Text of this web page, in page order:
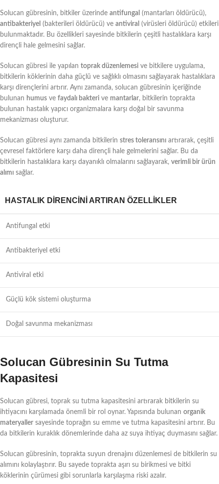
Solucan gübresinin, bitkiler üzerinde antifungal (mantarları öldürücü),
antibakteriyel (bakterileri öldürücü) ve antiviral (virüsleri öldürücü) etkileri
bulunmaktadır. Bu özellikleri sayesinde bitkilerin çeşitli hastalıklara karşı
dirençli hale gelmesini sağlar.
Solucan gübresi ile yapılan toprak düzenlemesi ve bitkilere uygulama,
bitkilerin köklerinin daha güçlü ve sağlıklı olmasını sağlayarak hastalıklara
karşı dirençlerini artırır. Aynı zamanda, solucan gübresinin içeriğinde
bulunan humus ve faydalı bakteri ve mantarlar, bitkilerin toprakta
bulunan hastalık yapıcı organizmalara karşı doğal bir savunma
mekanizması oluşturur.
Solucan gübresi aynı zamanda bitkilerin stres toleransını artırarak, çeşitli
çevresel faktörlere karşı daha dirençli hale gelmelerini sağlar. Bu da
bitkilerin hastalıklara karşı dayanıklı olmalarını sağlayarak, verimli bir ürün
alımı sağlar.
HASTALIK DIRENCINI ARTIRAN ÖZELLIKLER
Antifungal etki
Antibakteriyel etki
Antiviral etki
Güçlü kök sistemi oluşturma
Doğal savunma mekanizması
Solucan Gübresinin Su Tutma
Kapasitesi
Solucan gübresi, toprak su tutma kapasitesini artırarak bitkilerin su
ihtiyacını karşılamada önemli bir rol oynar. Yapısında bulunan organik
materyaller sayesinde toprağın su emme ve tutma kapasitesini artırır. Bu
da bitkilerin kuraklık dönemlerinde daha az suya ihtiyaç duymasını sağlar.
Solucan gübresinin, toprakta suyun drenajını düzenlemesi de bitkilerin su
alımını kolaylaştırır. Bu sayede toprakta aşırı su birikmesi ve bitki
köklerinin çürümesi gibi sorunlarla karşılaşma riski azalır.